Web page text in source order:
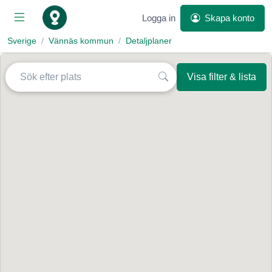
Logga in Skapa konto
Sverige Vännäs kommun Detaljplaner
Visa filter & lista